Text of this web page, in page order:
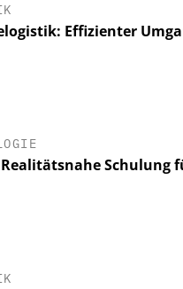
Effizienter
Schulung